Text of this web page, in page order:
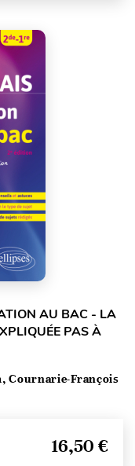
AU BAC - LA
PAS À
Cournarie-François
16,50 €